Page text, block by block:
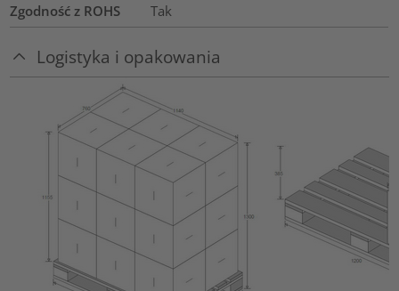
Zgodność z ROHS
Tak
Logistyka i opakowania